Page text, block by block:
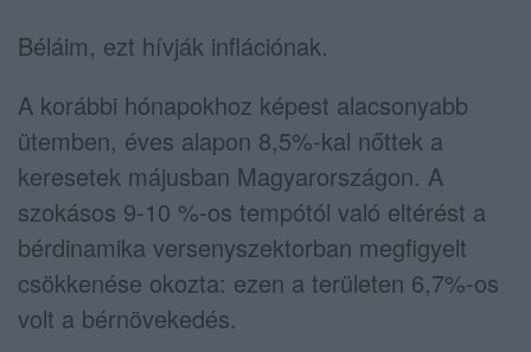
Béláim, ezt hívják inflációnak.
A korábbi hónapokhoz képest alacsonyabb
ütemben, éves alapon 8,5%-kal nőttek a
keresetek májusban Magyarországon. A
szokásos 9-10 %-os tempótól való eltérést a
bérdinamika versenyszektorban megfigyelt
csökkenése okozta: ezen a területen 6,7%-os
volt a bérnövekedés.